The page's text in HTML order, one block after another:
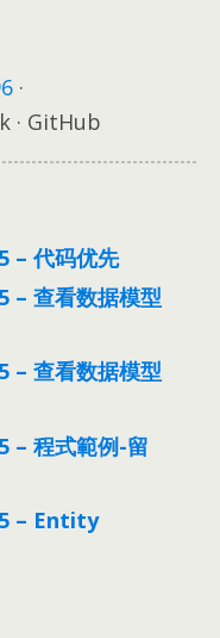
·
· GitHub
– 代码优先
查看数据模型
查看数据模型
– 程式範例-留
– Entity